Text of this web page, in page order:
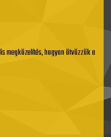
megközelítés, hogyan ötvözzük a